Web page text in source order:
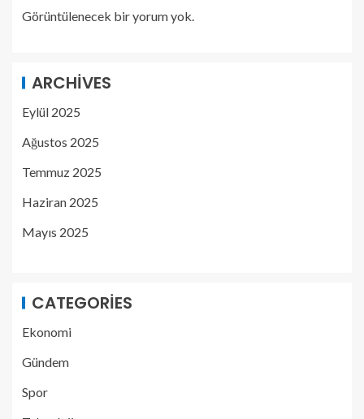
Görüntülenecek bir yorum yok.
ARCHIVES
Eylül 2025
Ağustos 2025
Temmuz 2025
Haziran 2025
Mayıs 2025
CATEGORIES
Ekonomi
Gündem
Spor